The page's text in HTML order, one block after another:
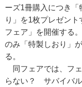
ーズ1冊購入につき「
り」を1枚プレゼント
フェア」を開催する
のみ「特製しおり」
る。
同フェアでは、フ
らない？ サバイバ